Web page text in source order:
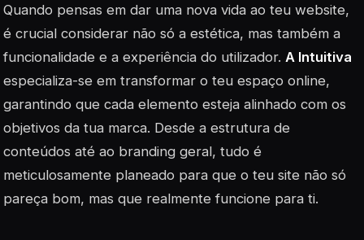
Quando pensas em dar uma nova vida ao teu website,
é crucial considerar não só a estética, mas também a
funcionalidade e a experiência do utilizador. A Intuitiva
especializa-se em transformar o teu espaço online,
garantindo que cada elemento esteja alinhado com os
objetivos da tua marca. Desde a estrutura de
conteúdos até ao branding geral, tudo é
meticulosamente planeado para que o teu site não só
pareça bom, mas que realmente funcione para ti.